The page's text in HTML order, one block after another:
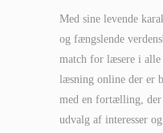
Med sine levende
og fængslende
match for læsere i
læsning online der er
med en fortælling,
udvalg af interesser